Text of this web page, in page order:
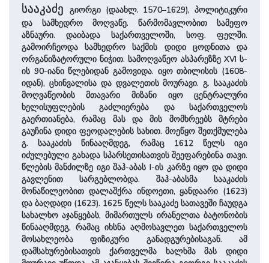
სააკაძე გიორგი (დაახლ. 1570–1629), პოლიტიკური
და სამხედრო მოღვაწე. წარმომავლობით სამეფო
აზნაური. დაიბადა საქართველოში, სოფ. ფელში.
გამოირჩეოდა სამხედრო საქმის დიდი ცოდნითა და
ორგანიზატორული ნიჭით. სამოღვაწეო ასპარეზზე XVI ს-
ის 90-იანი წლებიდან გამოვიდა. იყო თბილისის (1608-
იდან), ცხინვალისა და დვალეთის მოურავი. გ. სააკაძის
მოღვაწეობის მთავარი მიზანი იყო ცენტრალური
ხელისუფლების გაძლიერება და საქართველოს
გაერთიანება, რამაც მას და მის მომხრეებს მტრები
გაუჩინა დიდი ფეოდალების სახით. მოეწყო შეთქმულება
გ. სააკაძის წინააღმდეგ, რამაც 1612 წელს იგი
იძულებული გახადა სპარსეთისათვის შეეფარებინა თავი.
წლების მანძილზე იგი შაჰ-აბას I-ის კარზე იყო და დიდი
გავლენით სარგებლობდა. შაჰ-აბასმა სააკაძის
მონაწილეობით დალაშქრა ინდოეთი, ყანდაარი (1623)
და ბაღდადი (1623). 1625 წელს სააკაძე სათავეში ჩაუდგა
სახალხო აჯანყებას, მიმართულს ირანელთა ბატონობის
წინააღმდეგ, რამაც იხსნა აღმოსავლეთ საქართველოს
მოსახლეობა ფიზიკური განადგურებისაგან. ამ
დამსახურებისათვის ქართველმა ხალხმა მას დიდი